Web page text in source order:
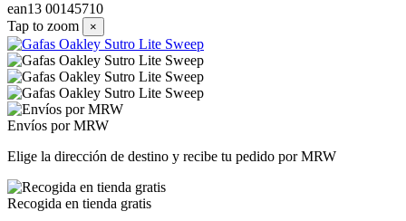
ean13 00145710
Tap to zoom
×
Envíos por MRW
Elige la dirección de destino y recibe tu pedido por MRW
Recogida en tienda gratis